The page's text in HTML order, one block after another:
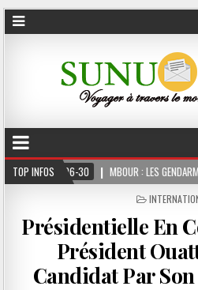
TOP INFOS
MBOUR : LES GENDARMES ONT SAISI 10 KG DE
POSTED
Présidentielle En
Président
Candidat Par